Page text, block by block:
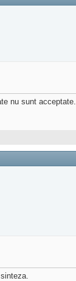
nu sunt acceptate.